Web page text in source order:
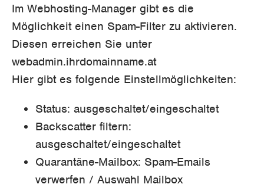
Im Webhosting-Manager gibt es die
Möglichkeit einen Spam-Filter zu aktivieren.
Diesen erreichen Sie unter
webadmin.ihrdomainname.at
Hier gibt es folgende Einstellmöglichkeiten:
Status: ausgeschaltet/eingeschaltet
Backscatter filtern:
ausgeschaltet/eingeschaltet
Quarantäne-Mailbox: Spam-Emails
verwerfen / Auswahl Mailbox